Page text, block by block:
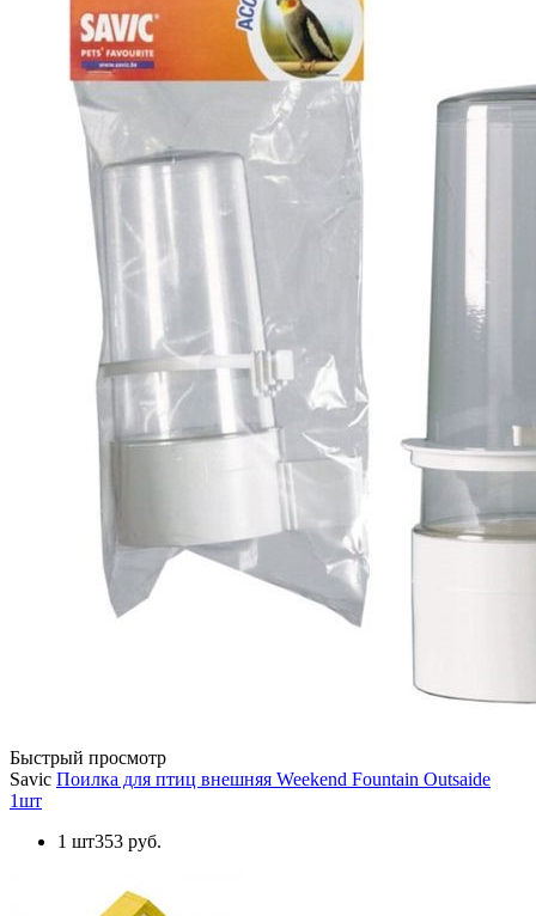
Быстрый просмотр
Savic Поилка для птиц внешняя Weekend Fountain Outsaide
1шт
1 шт353 руб.